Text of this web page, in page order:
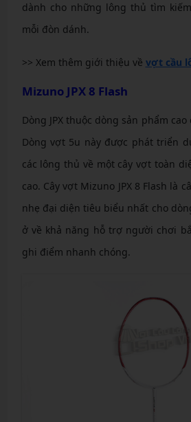
dành cho những lông thủ tìm
mỗi đòn dánh.
>> Xem thêm giới thiệu về vợt cầu
Mizuno JPX 8 Flash
Dòng JPX thuộc dòng sản phẩm
Dòng vợt 5u này được phát triển
các lông thủ về một cây vợt toàn
cao. Cây vợt Mizuno JPX 8 Flash là
nhẹ đại diện tiêu biểu nhất cho
ở về khả năng hỗ trợ người chơi
ghi điểm nhanh chóng.